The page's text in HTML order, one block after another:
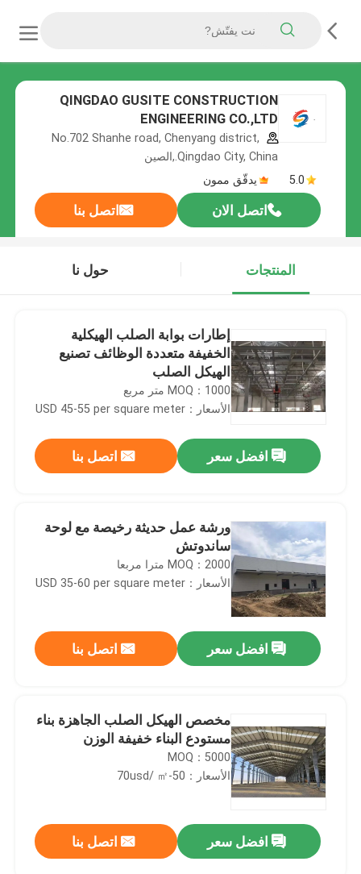
QINGDAO GUSITE CONSTRUCTION
ENGINEERING CO.,LTD
No.702 Shanhe road, Chenyang district,
Qingdao City, China.,الصين
5.0
يدقّق ممون
اتصل الان اتصل بنا
المنتجات حول نا
إطارات بوابة الصلب الهيكلية
الخفيفة متعددة الوظائف تصنيع
الهيكل الصلب
MOQ：1000 متر مربع
الأسعار：USD 45-55 per square meter
افضل سعر اتصل بنا
ورشة عمل حديثة رخيصة مع لوحة
ساندوتش
MOQ：2000 مترا مربعا
الأسعار：USD 35-60 per square meter
افضل سعر اتصل بنا
مخصص الهيكل الصلب الجاهزة بناء
مستودع البناء خفيفة الوزن
MOQ：5000
الأسعار：50-70usd/ ㎡
افضل سعر اتصل بنا